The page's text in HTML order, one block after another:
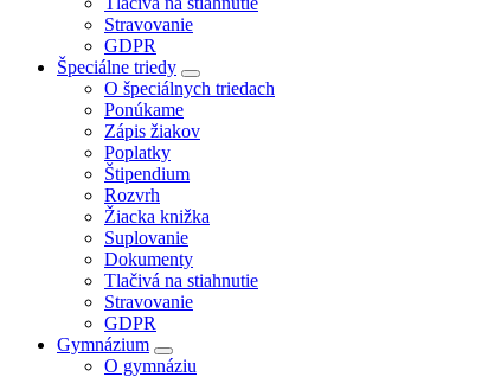
Stravovanie
GDPR
Špeciálne triedy
O špeciálnych triedach
Ponúkame
Zápis žiakov
Poplatky
Štipendium
Rozvrh
Žiacka knižka
Suplovanie
Dokumenty
Tlačivá na stiahnutie
Stravovanie
GDPR
Gymnázium
O gymnáziu